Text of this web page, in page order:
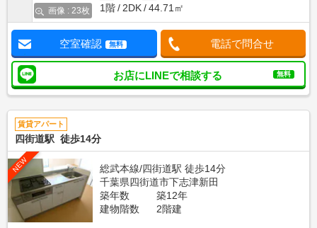
画像 : 23枚
1階
2DK 44.71㎡
空室確認 無料 電話で問合せ
お店にLINEで相談する 無料
賃貸アパート
四街道駅 徒歩14分
NEW
総武本線/四街道駅 徒歩14分
千葉県四街道市下志津新田
築年数
築12年
建物階数
2階建